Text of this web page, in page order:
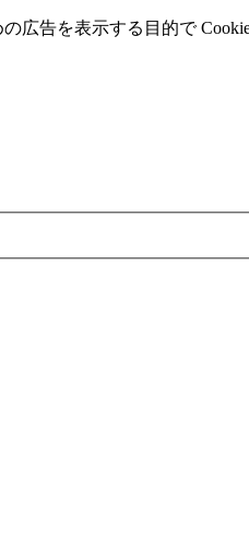
広告を表⽰する⽬的で